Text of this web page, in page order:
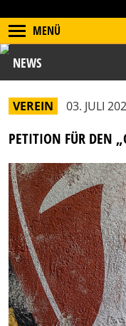
MENÜ
NEWS
VEREIN 03. JULI
PETITION FÜR DEN